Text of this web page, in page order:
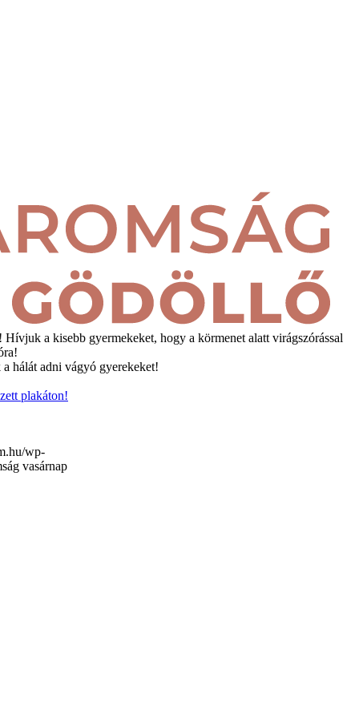
a kisebb gyermekeket, hogy a körmenet alatt virágszórással
hálát adni vágyó gyerekeket!
plakáton!
wp-
vasárnap